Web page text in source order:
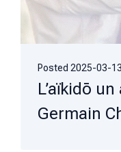
Posted 2025-03-13
L’aïkidō
Germain